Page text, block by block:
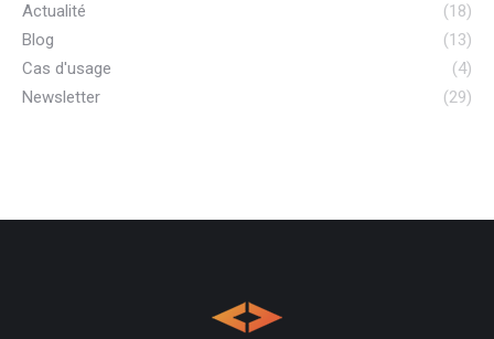
Actualité
(18)
Blog
(13)
Cas d'usage
(4)
Newsletter
(29)